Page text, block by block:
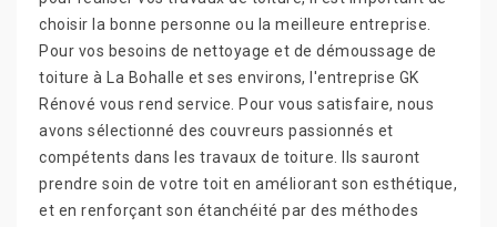
choisir la bonne personne ou la meilleure entreprise.
Pour vos besoins de nettoyage et de démoussage de
toiture à La Bohalle et ses environs, l'entreprise GK
Rénové vous rend service. Pour vous satisfaire, nous
avons sélectionné des couvreurs passionnés et
compétents dans les travaux de toiture. Ils sauront
prendre soin de votre toit en améliorant son esthétique,
et en renforçant son étanchéité par des méthodes